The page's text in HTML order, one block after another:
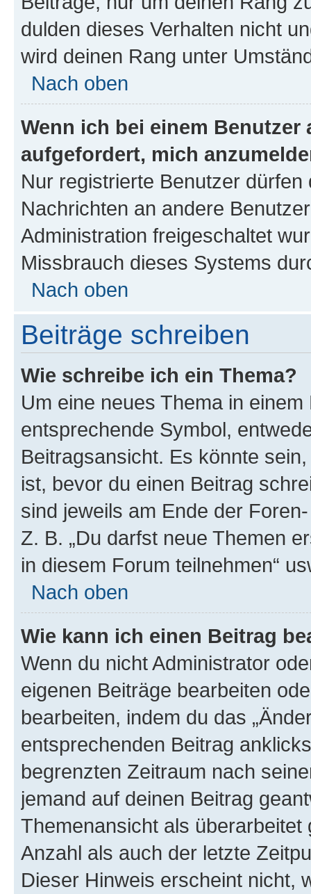
dulden dieses Verhalten nicht
wird deinen Rang unter
Nach oben
Wenn ich bei einem
aufgefordert, mich
Nur registrierte Benutzer
Nachrichten an andere
Administration freigeschaltet
Missbrauch dieses Systems
Nach oben
Beiträge schreiben
Wie schreibe ich ein Thema?
Um eine neues Thema in
entsprechende Symbol,
Beitragsansicht. Es könnte
ist, bevor du einen Beitrag
sind jeweils am Ende der
Z. B. „Du darfst neue Themen
in diesem Forum teilnehmen“
Nach oben
Wie kann ich einen Beitrag
Wenn du nicht Administrator
eigenen Beiträge bearbeiten
bearbeiten, indem du das
entsprechenden Beitrag
begrenzten Zeitraum nach
jemand auf deinen Beitrag
Themenansicht als
Anzahl als auch der letzte
Dieser Hinweis erscheint nicht,